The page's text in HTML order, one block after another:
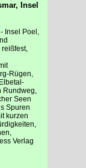
Insel
Insel Poel,
reißfest,
Rügen,
Rundweg,
Seen
Spuren
kurzen
Verlag